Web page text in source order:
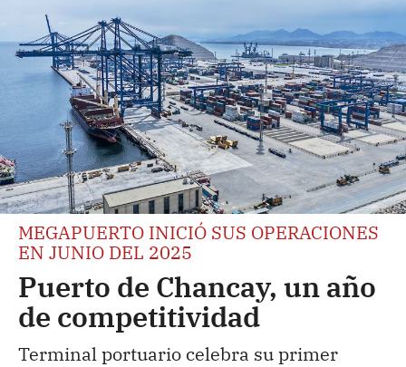
MEGAPUERTO INICIÓ SUS OPERACIONES
EN JUNIO DEL 2025
Puerto de Chancay, un año
de competitividad
Terminal portuario celebra su primer